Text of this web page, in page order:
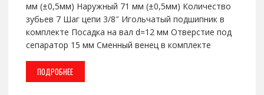
мм (±0,5мм) Наружный 71 мм (±0,5мм) Количество
зубьев 7 Шаг цепи 3/8″ Игольчатый подшипник в
комплекте Посадка на вал d=12 мм Отверстие под
сепаратор 15 мм Сменный венец в комплекте
ПОДРОБНЕЕ